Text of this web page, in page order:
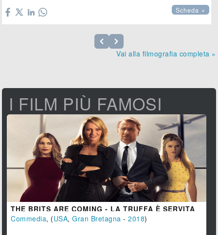
Scheda »
Vai alla filmografia completa »
I FILM PIÙ FAMOSI
THE BRITS ARE COMING - LA TRUFFA È SERVITA
Commedia, (USA,Gran Bretagna -2018)